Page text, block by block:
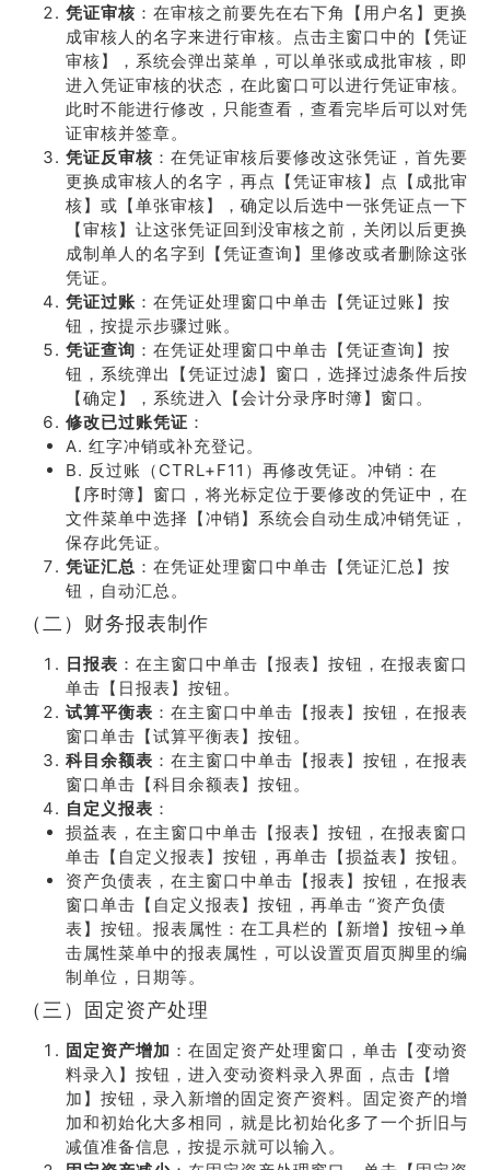
凭证审核 ：在审核之前要先在右下角【用户名】更换
成审核人的名字来进行审核。点击主窗口中的【凭证
审核】，系统会弹出菜单，可以单张或成批审核，即
进入凭证审核的状态，在此窗口可以进行凭证审核。
此时不能进行修改，只能查看，查看完毕后可以对凭
证审核并签章。
凭证反审核 ：在凭证审核后要修改这张凭证，首先要
更换成审核人的名字，再点【凭证审核】点【成批审
核】或【单张审核】，确定以后选中一张凭证点一下
【审核】让这张凭证回到没审核之前，关闭以后更换
成制单人的名字到【凭证查询】里修改或者删除这张
凭证。
凭证过账 ：在凭证处理窗口中单击【凭证过账】按
钮，按提示步骤过账。
凭证查询 ：在凭证处理窗口中单击【凭证查询】按
钮，系统弹出【凭证过滤】窗口，选择过滤条件后按
【确定】，系统进入【会计分录序时簿】窗口。
修改已过账凭证 ：
A. 红字冲销或补充登记。
B. 反过账（CTRL+F11）再修改凭证。冲销：在
【序时簿】窗口，将光标定位于要修改的凭证中，在
文件菜单中选择【冲销】系统会自动生成冲销凭证，
保存此凭证。
凭证汇总 ：在凭证处理窗口中单击【凭证汇总】按
钮，自动汇总。
（二）财务报表制作
日报表 ：在主窗口中单击【报表】按钮，在报表窗口
单击【日报表】按钮。
试算平衡表 ：在主窗口中单击【报表】按钮，在报表
窗口单击【试算平衡表】按钮。
科目余额表 ：在主窗口中单击【报表】按钮，在报表
窗口单击【科目余额表】按钮。
自定义报表 ：
损益表，在主窗口中单击【报表】按钮，在报表窗口
单击【自定义报表】按钮，再单击【损益表】按钮。
资产负债表，在主窗口中单击【报表】按钮，在报表
窗口单击【自定义报表】按钮，再单击 “资产负债
表】按钮。报表属性：在工具栏的【新增】按钮→单
击属性菜单中的报表属性，可以设置页眉页脚里的编
制单位，日期等。
（三）固定资产处理
固定资产增加 ：在固定资产处理窗口，单击【变动资
料录入】按钮，进入变动资料录入界面，点击【增
加】按钮，录入新增的固定资产资料。固定资产的增
加和初始化大多相同，就是比初始化多了一个折旧与
减值准备信息，按提示就可以输入。